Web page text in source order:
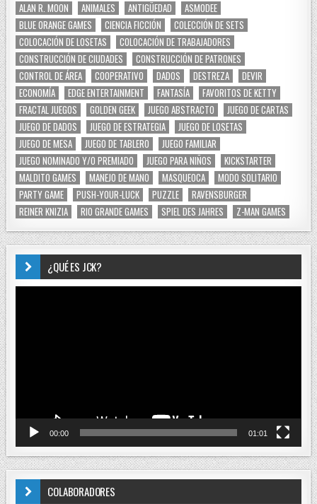
ALAN R. MOON ANIMALES ANTIGÜEDAD
ASMODEE
BLUE ORANGE GAMES
CIENCIA FICCIÓN
COLECCIÓN DE SETS
COLOCACIÓN DE LOSETAS
COLOCACIÓN DE TRABAJADORES
CONSTRUCCIÓN DE CIUDADES
CONSTRUCCIÓN DE PATRONES
CONTROL DE ÁREA
COOPERATIVO DADOS DESTREZA
DEVIR
ECONOMÍA
EDGE ENTERTAINMENT FANTASÍA
FAVORITOS DE KETTY
FRACTAL JUEGOS
GOLDEN GEEK JUEGO ABSTRACTO
JUEGO DE CARTAS
JUEGO DE DADOS
JUEGO DE ESTRATEGIA
JUEGO DE LOSETAS
JUEGO DE MESA
JUEGO DE TABLERO
JUEGO FAMILIAR
JUEGO NOMINADO Y/O PREMIADO
JUEGO PARA NIÑOS
KICKSTARTER
MALDITO GAMES
MANEJO DE MANO MASQUEOCA
MODO SOLITARIO
PARTY GAME
PUSH-YOUR-LUCK PUZZLE
RAVENSBURGER
REINER KNIZIA
RIO GRANDE GAMES SPIEL DES JAHRES Z-MAN GAMES
¿QUÉ ES JCK?
00:00 01:01
COLABORADORES